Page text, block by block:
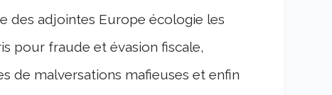
des adjointes Europe écologie les
pour fraude et évasion fiscale,
de malversations mafieuses et enfin